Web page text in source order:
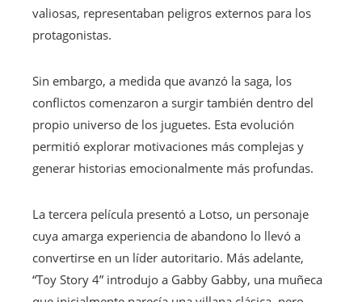
valiosas, representaban peligros externos para los
protagonistas.
Sin embargo, a medida que avanzó la saga, los
conflictos comenzaron a surgir también dentro del
propio universo de los juguetes. Esta evolución
permitió explorar motivaciones más complejas y
generar historias emocionalmente más profundas.
La tercera película presentó a Lotso, un personaje
cuya amarga experiencia de abandono lo llevó a
convertirse en un líder autoritario. Más adelante,
“Toy Story 4” introdujo a Gabby Gabby, una muñeca